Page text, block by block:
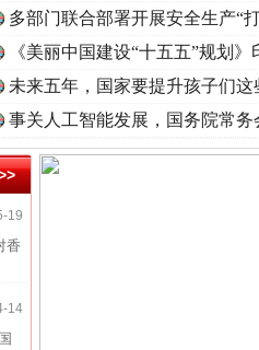
] 牢记初心使命 奋进复兴征程丨红船起航处
多部门联合部署开展安全生产“
《美丽中国建设“十五五”规划》
未来五年，国家要提升孩子们这
事关人工智能发展，国务院常
19
香
14